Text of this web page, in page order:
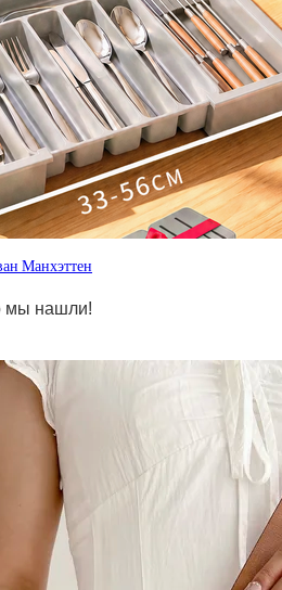
Манхэттен
мы нашли!